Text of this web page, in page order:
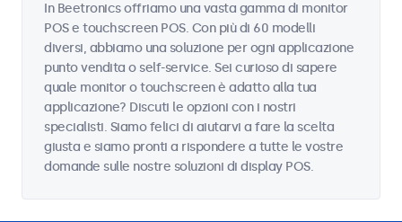
In Beetronics offriamo una vasta gamma di monitor
POS e touchscreen POS. Con più di 60 modelli
diversi, abbiamo una soluzione per ogni applicazione
punto vendita o self-service. Sei curioso di sapere
quale monitor o touchscreen è adatto alla tua
applicazione? Discuti le opzioni con i nostri
specialisti. Siamo felici di aiutarvi a fare la scelta
giusta e siamo pronti a rispondere a tutte le vostre
domande sulle nostre soluzioni di display POS.